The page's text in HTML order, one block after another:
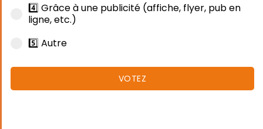
4️⃣ Grâce à une publicité (affiche, flyer, pub en
ligne, etc.)
5️⃣ Autre
VOTEZ